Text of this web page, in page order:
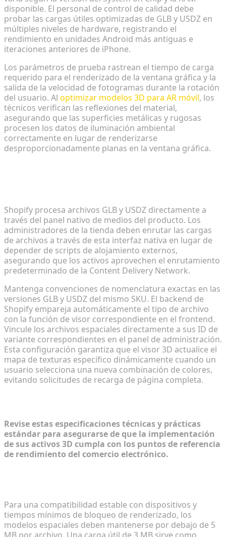
disponible. El personal de control de calidad debe
probar las cargas útiles optimizadas de GLB y USDZ en
múltiples niveles de hardware, registrando el
rendimiento en unidades Android más antiguas e
iteraciones anteriores de iPhone.
Los parámetros de prueba rastrean el tiempo de carga
requerido para el renderizado de la ventana gráfica y la
salida de la velocidad de fotogramas durante la rotación
del usuario. Al optimizar modelos 3D para AR móvil, los
técnicos verifican las reflexiones del material,
asegurando que las superficies metálicas y rugosas
procesen los datos de iluminación ambiental
correctamente en lugar de renderizarse
desproporcionadamente planas en la ventana gráfica.
Shopify procesa archivos GLB y USDZ directamente a
través del panel nativo de medios del producto. Los
administradores de la tienda deben enrutar las cargas
de archivos a través de esta interfaz nativa en lugar de
depender de scripts de alojamiento externos,
asegurando que los activos aprovechen el enrutamiento
predeterminado de la Content Delivery Network.
Mantenga convenciones de nomenclatura exactas en las
versiones GLB y USDZ del mismo SKU. El backend de
Shopify empareja automáticamente el tipo de archivo
con la función de visor correspondiente en el frontend.
Vincule los archivos espaciales directamente a sus ID de
variante correspondientes en el panel de administración.
Esta configuración garantiza que el visor 3D actualice el
mapa de texturas específico dinámicamente cuando un
usuario selecciona una nueva combinación de colores,
evitando solicitudes de recarga de página completa.
Revise estas especificaciones técnicas y prácticas
estándar para asegurarse de que la implementación
de sus activos 3D cumpla con los puntos de referencia
de rendimiento del comercio electrónico.
Para una compatibilidad estable con dispositivos y
tiempos mínimos de bloqueo de renderizado, los
modelos espaciales deben mantenerse por debajo de 5